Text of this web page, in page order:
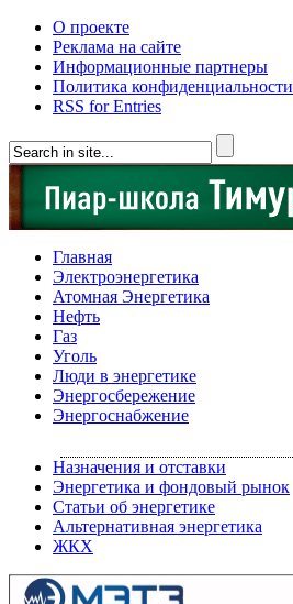
О проекте
Реклама на сайте
Информационные партнеры
Политика конфиденциальности
RSS for Entries
Главная
Электроэнергетика
Атомная Энергетика
Нефть
Газ
Уголь
Люди в энергетике
Энергосбережение
Энергоснабжение
Назначения и отставки
Энергетика и фондовый рынок
Статьи об энергетике
Альтернативная энергетика
ЖКХ